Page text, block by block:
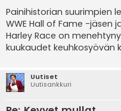
e
s
t
i
Painihistorian suurimpien
WWE Hall of Fame -jäsen
Harley Race on
kuukaudet keuhkosyövän
Uutiset
Uutisankkuri